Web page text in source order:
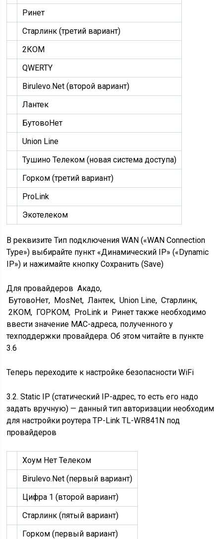
Ринет
Старлинк (третий вариант)
2КОМ
QWERTY
Birulevo.Net (второй вариант)
Лантек
БутовоНет
Union Line
Тушино Телеком (новая система доступа)
Горком (третий вариант)
ProLink
Экотелеком
В реквизите Тип подключения WAN («WAN Connection
Type») выбирайте пункт «Динамический IP» («Dynamic
IP») и нажимайте кнопку Сохранить (Save)
Для провайдеров Акадо,
БутовоНет, MosNet, Лантек, Union Line, Старлинк,
2КОМ, ГОРКОМ, ProLink и Ринет также необходимо
ввести значение MAC-адреса, полученного у
техподдержки провайдера. Об этом читайте в пункте
3.6
Теперь переходите к настройке безопасности WiFi
3.2. Static IP (статический IP-адрес, то есть его надо
задать вручную) — данный тип авторизации необходим
для настройки роутера TP-Link TL-WR841N под
провайдеров
Хоум Нет Телеком
Birulevo.Net (первый вариант)
Цифра 1 (второй вариант)
Старлинк (пятый вариант)
Горком (первый вариант)